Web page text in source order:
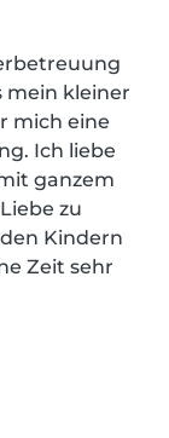
mein kleiner
mich eine
Ich liebe
ganzem
zu
Kindern
Zeit sehr